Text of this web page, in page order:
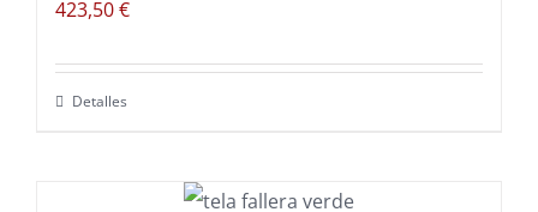
423,50€
Detalles